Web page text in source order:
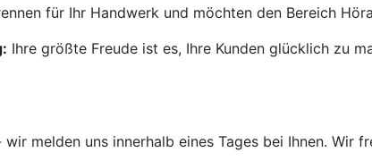
für Ihr Handwerk und möchten den Bereich
Ihre größte Freude ist es, Ihre Kunden glücklich zu
wir melden uns innerhalb eines Tages bei Ihnen. Wir